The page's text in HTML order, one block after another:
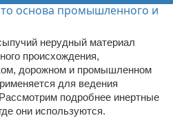
нерудный материал
происхождения,
дорожном и промышленном
для ведения
подробнее инертные
они используются.